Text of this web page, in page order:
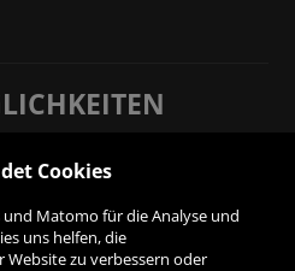
Cookies
und Matomo für die Analyse und
uns helfen, die
zu verbessern oder